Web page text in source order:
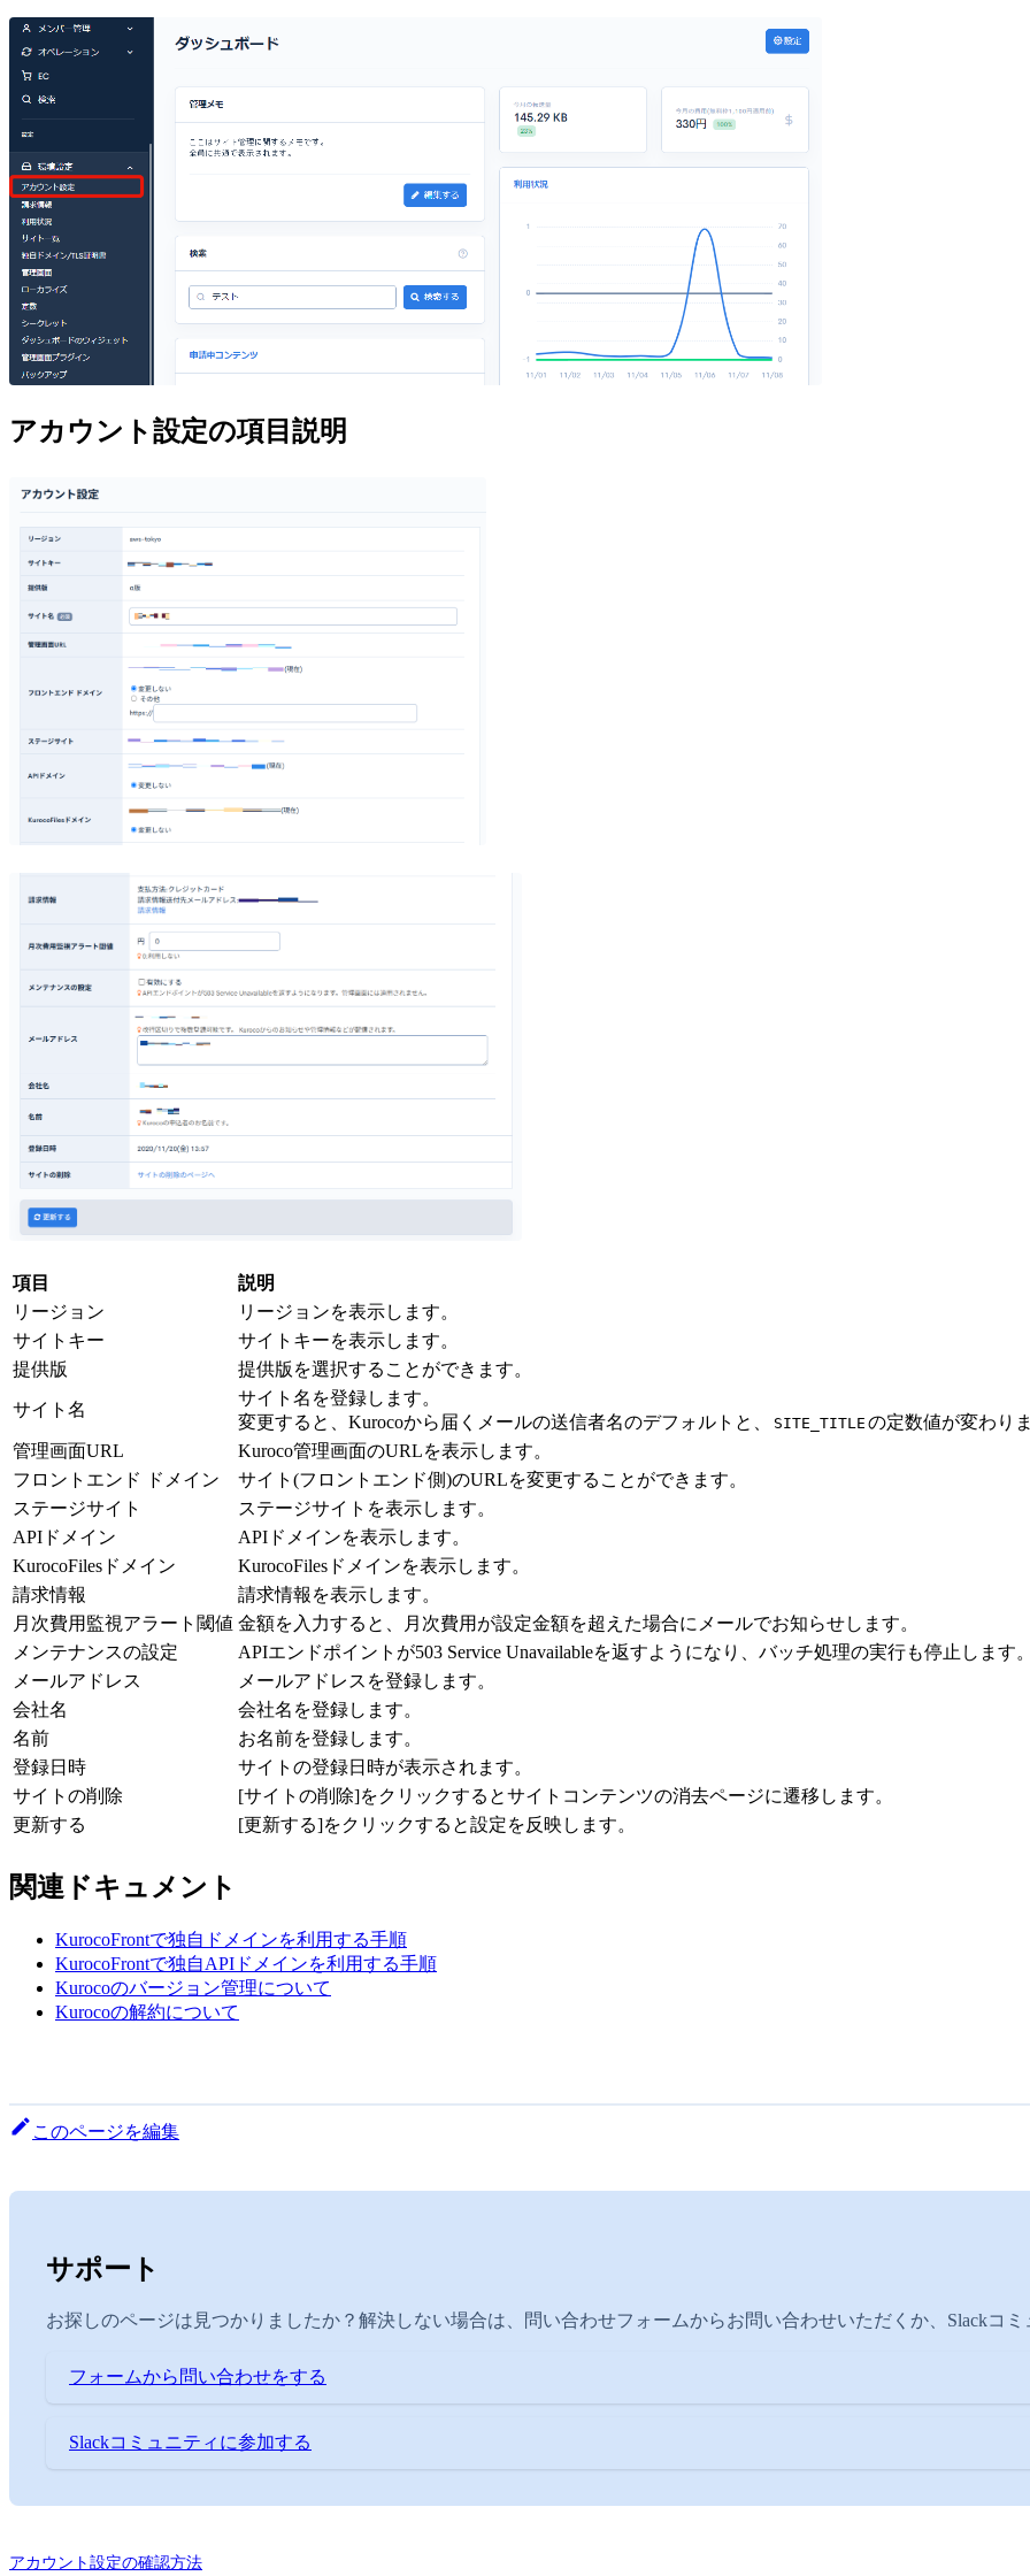
アカウント設定の項目説明
項目
説明
リージョン
リージョンを表示します。
サイトキー
サイトキーを表示します。
提供版
提供版を選択することができます。
サイト名
サイト名を登録します。
変更すると、Kurocoから届くメールの送信者名のデフォルトと、
SITE_TITLE の定数値が変わり
管理画面URL
Kuroco管理画面のURLを表示します。
フロントエンド ドメイン
サイト(フロントエンド側)のURLを変更することができます。
ステージサイト
ステージサイトを表示します。
APIドメイン
APIドメインを表示します。
KurocoFilesドメイン
KurocoFilesドメインを表示します。
請求情報
請求情報を表示します。
月次費用監視アラート閾値 金額を入力すると、月次費用が設定金額を超えた場合にメールでお知らせします。
メンテナンスの設定
APIエンドポイントが503 Service Unavailableを返すようになり、バッチ処理の実行も停止しま
メールアドレス
メールアドレスを登録します。
会社名
会社名を登録します。
名前
お名前を登録します。
登録日時
サイトの登録日時が表示されます。
サイトの削除
[サイトの削除]をクリックするとサイトコンテンツの消去ページに遷移します。
更新する
[更新する]をクリックすると設定を反映します。
関連ドキュメント
KurocoFrontで独自ドメインを利用する手順
KurocoFrontで独自APIドメインを利用する手順
Kurocoのバージョン管理について
Kurocoの解約について
このページを編集
サポート
お探しのページは見つかりましたか？解決しない場合は、問い合わせフォームからお問い合わせいただくか、Slackコ
フォームから問い合わせをする
Slackコミュニティに参加する
アカウント設定の確認方法